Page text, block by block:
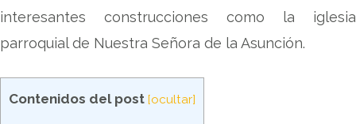
interesantes construcciones como la iglesia
parroquial de Nuestra Señora de la Asunción.
Contenidos del post [ocultar]